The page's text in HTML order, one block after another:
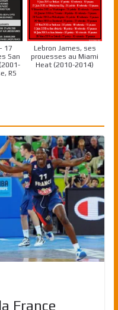
17
San
RS
Lebron James, ses
prouesses au Miami
Heat (2010-2014)
France